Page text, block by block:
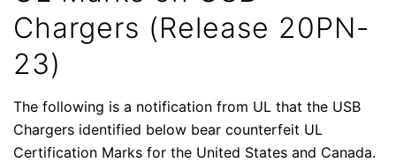
Chargers (Release 20PN-
23)
The following is a notification from UL that the USB
Chargers identified below bear counterfeit UL
Certification Marks for the United States and Canada.